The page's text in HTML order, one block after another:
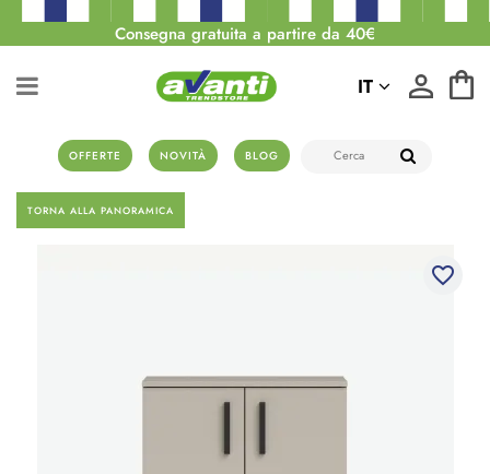
Consegna gratuita a partire da 40€
OFFERTE NOVITÀ BLOG
IT
TORNA ALLA PANORAMICA
favorite_border